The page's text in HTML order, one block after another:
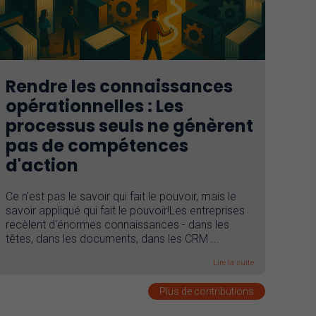
Rendre les connaissances
opérationnelles : Les
processus seuls ne génèrent
pas de compétences
d'action
Ce n'est pas le savoir qui fait le pouvoir, mais le
savoir appliqué qui fait le pouvoir!Les entreprises
recèlent d'énormes connaissances - dans les
têtes, dans les documents, dans les CRM ...
Lire la suite
Plus de contributions